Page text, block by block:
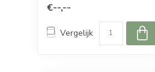
€--,--
Vergelijk